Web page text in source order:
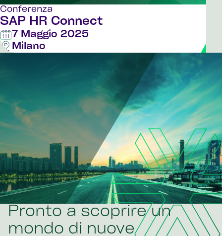
Conferenza
SAP HR Connect
7 Maggio 2025
Milano
Pronto a scoprire un
mondo di nuove